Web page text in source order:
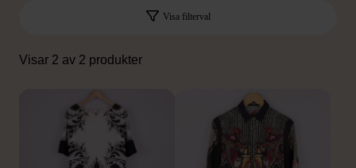
Visa filterval
Visar 2 av 2 produkter